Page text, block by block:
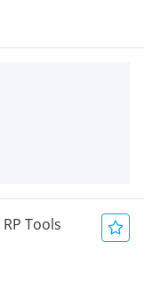
Tools